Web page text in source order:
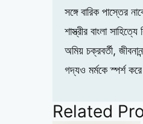
সঙ্গে বারিক পাস্তের
শাস্ত্রীর বাংলা
অমিয় চক্রবর্তী,
গদ্যও মর্মকে স্পর্শ
Related